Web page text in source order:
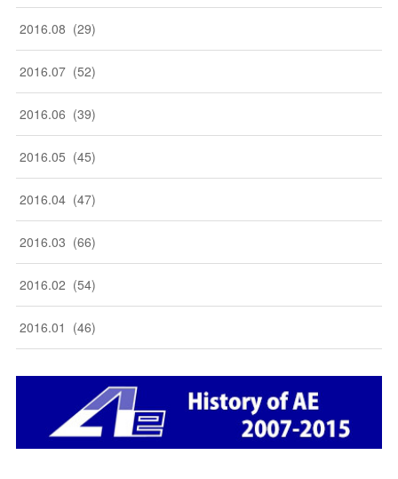
2016.08 (29)
2016.07 (52)
2016.06 (39)
2016.05 (45)
2016.04 (47)
2016.03 (66)
2016.02 (54)
2016.01 (46)